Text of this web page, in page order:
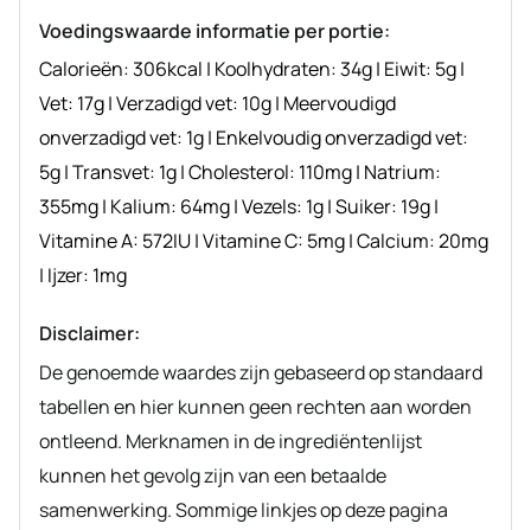
Voedingswaarde informatie per portie:
Calorieën:306kcal | Koolhydraten:34g| Eiwit: 5g|
Vet: 17g|Verzadigd vet: 10g| Meervoudigd
onverzadigd vet: 1g| Enkelvoudig onverzadigd vet:
5g|Transvet: 1g|Cholesterol: 110mg| Natrium:
355mg| Kalium: 64mg|Vezels: 1g|Suiker: 19g|
Vitamine A: 572IU|Vitamine C: 5mg|Calcium:20mg
| Ijzer: 1mg
Disclaimer:
De genoemde waardes zijn gebaseerd op standaard
tabellen en hier kunnen geen rechten aan worden
ontleend. Merknamen in de ingrediëntenlijst
kunnen het gevolg zijn van een betaalde
samenwerking. Sommige linkjes op deze pagina